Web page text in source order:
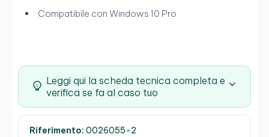
Compatibile con Windows 10 Pro
Leggi qui la scheda tecnica completa e
verifica se fa al caso tuo
Riferimento: 0026055-2